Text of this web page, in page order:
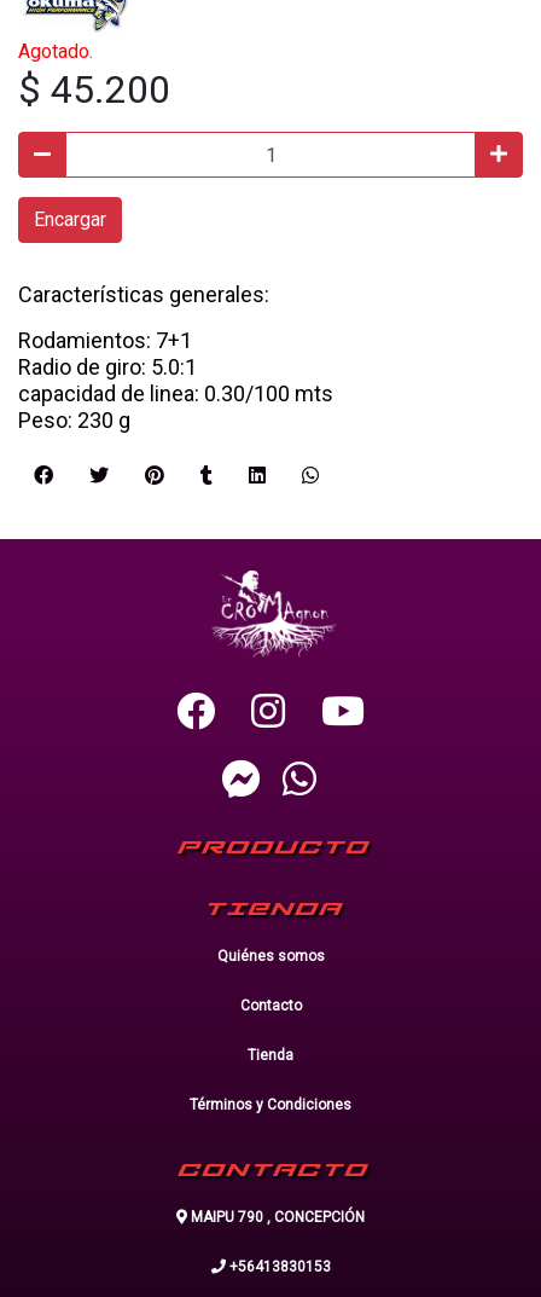
Agotado.
$ 45.200
Encargar
Características generales:
Rodamientos: 7+1
Radio de giro: 5.0:1
capacidad de linea: 0.30/100 mts
Peso: 230 g
PRODUCTO
TIENDA
Quiénes somos
Contacto
Tienda
Términos y Condiciones
CONTACTO
MAIPU 790 , CONCEPCIÓN
+56413830153